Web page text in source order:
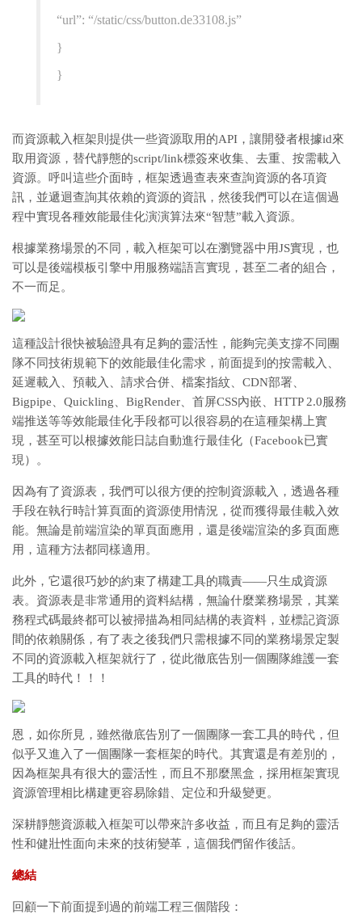
“url”: “/static/css/button.de33108.js”
}
}
而資源載入框架則提供一些資源取用的API，讓開發者根據id來
取用資源，替代靜態的script/link標簽來收集、去重、按需載入
資源。呼叫這些介面時，框架透過查表來查詢資源的各項資
訊，並遞迴查詢其依賴的資源的資訊，然後我們可以在這個過
程中實現各種效能最佳化演演算法來“智慧”載入資源。
根據業務場景的不同，載入框架可以在瀏覽器中用JS實現，也
可以是後端模板引擎中用服務端語言實現，甚至二者的組合，
不一而足。
這種設計很快被驗證具有足夠的靈活性，能夠完美支撐不同團
隊不同技術規範下的效能最佳化需求，前面提到的按需載入、
延遲載入、預載入、請求合併、檔案指紋、CDN部署、
Bigpipe、Quickling、BigRender、首屏CSS內嵌、HTTP 2.0服務
端推送等等效能最佳化手段都可以很容易的在這種架構上實
現，甚至可以根據效能日誌自動進行最佳化（Facebook已實
現）。
因為有了資源表，我們可以很方便的控制資源載入，透過各種
手段在執行時計算頁面的資源使用情況，從而獲得最佳載入效
能。無論是前端渲染的單頁面應用，還是後端渲染的多頁面應
用，這種方法都同樣適用。
此外，它還很巧妙的約束了構建工具的職責——只生成資源
表。資源表是非常通用的資料結構，無論什麼業務場景，其業
務程式碼最終都可以被掃描為相同結構的表資料，並標記資源
間的依賴關係，有了表之後我們只需根據不同的業務場景定製
不同的資源載入框架就行了，從此徹底告別一個團隊維護一套
工具的時代！！！
恩，如你所見，雖然徹底告別了一個團隊一套工具的時代，但
似乎又進入了一個團隊一套框架的時代。其實還是有差別的，
因為框架具有很大的靈活性，而且不那麼黑盒，採用框架實現
資源管理相比構建更容易除錯、定位和升級變更。
深耕靜態資源載入框架可以帶來許多收益，而且有足夠的靈活
性和健壯性面向未來的技術變革，這個我們留作後話。
總結
回顧一下前面提到過的前端工程三個階段：